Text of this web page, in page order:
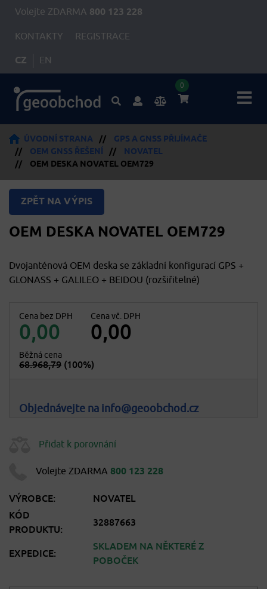
Volejte ZDARMA 800 123 228
KONTAKTY REGISTRACE
CZ EN
0
ÚVODNÍ STRANA //
GPS A GNSS PŘIJÍMAČE
//
OEM GNSS ŘEŠENÍ //
NOVATEL
//
OEM DESKA NOVATEL OEM729
ZPĚT NA VÝPIS
OEM DESKA NOVATEL OEM729
Dvojanténová OEM deska se základní konfigurací GPS +
GLONASS + GALILEO + BEIDOU (rozšiřitelné)
Cena bez DPH
0,00
Cena vč. DPH
0,00
Běžná cena
68.968,79 (100%)
Objednávejte na info@geoobchod.cz
Přidat k porovnání
Volejte ZDARMA 800 123 228
VÝROBCE:
NOVATEL
KÓD
PRODUKTU:
32887663
EXPEDICE:
SKLADEM NA NĚKTERÉ Z
POBOČEK